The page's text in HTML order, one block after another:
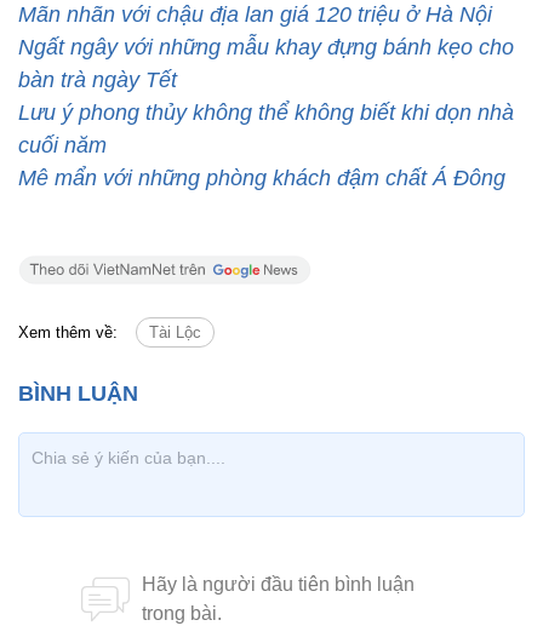
Mãn nhãn với chậu địa lan giá 120 triệu ở Hà Nội
Ngất ngây với những mẫu khay đựng bánh kẹo cho
bàn trà ngày Tết
Lưu ý phong thủy không thể không biết khi dọn nhà
cuối năm
Mê mẩn với những phòng khách đậm chất Á Đông
Xem thêm về: Tài Lộc